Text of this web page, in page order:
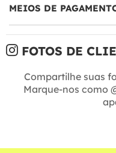
MEIOS DE
FOTOS DE
Compartilhe suas
Marque-nos como